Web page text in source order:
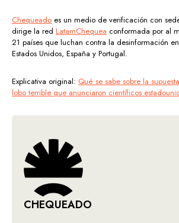
Chequeado es un medio de verificación con
dirige la red LatamChequea conformada por al
21 países que luchan contra la desinformación
Estados Unidos, España y Portugal.
Explicativa original: Qué se sabe sobre la
lobo terrible que anunciaron científicos
CHEQUEADO